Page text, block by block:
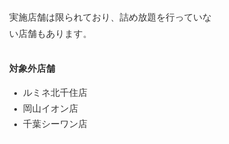
実施店舗は限られており、詰め放題を行っていな
い店舗もあります。
対象外店舗
ルミネ北千住店
岡山イオン店
千葉シーワン店